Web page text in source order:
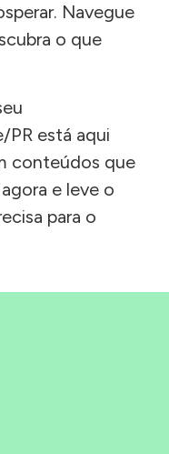
Navegue
o que
PR está aqui
conteúdos que
e leve o
para o